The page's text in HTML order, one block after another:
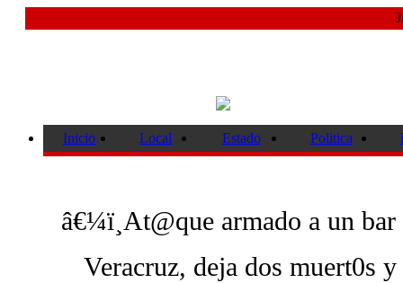
Inicio Local Estado Politica
â€¼ï¸At@que armado a un
Veracruz, deja dos muert0s